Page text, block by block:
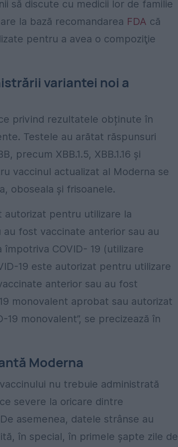
să discute cu medicii lor de familie
la bază recomandarea FDA că
pentru a avea o compoziţie
variantei noi a
privind rezultatele obținute în
Testele au arătat răspunsuri
precum XBB.1.5, XBB.1.16 şi
vaccinul actualizat al Moderna se
oboseala și frisoanele.
autorizat pentru utilizare la
fost vaccinate anterior sau au
COVID- 19 (utilizare
19 este autorizat pentru utilizare
anterior sau au fost
monovalent aprobat sau autorizat
19 monovalent”, se precizează în
Moderna
nu trebuie administrată
severe la oricare dintre
asemenea, datele strânse au
în special, în primele șapte zile de